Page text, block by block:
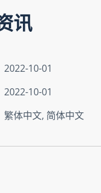
讯
2022-10-01
2022-10-01
繁体中文, 简体中文